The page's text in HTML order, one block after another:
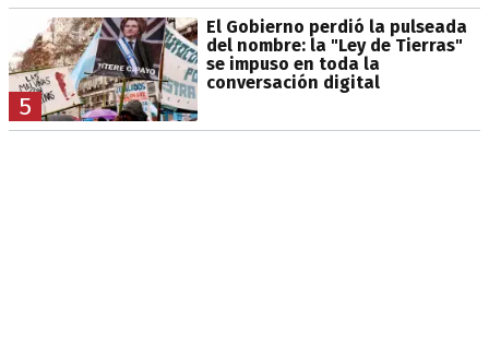
5
El Gobierno perdió la pulseada
del nombre: la "Ley de Tierras"
se impuso en toda la
conversación digital